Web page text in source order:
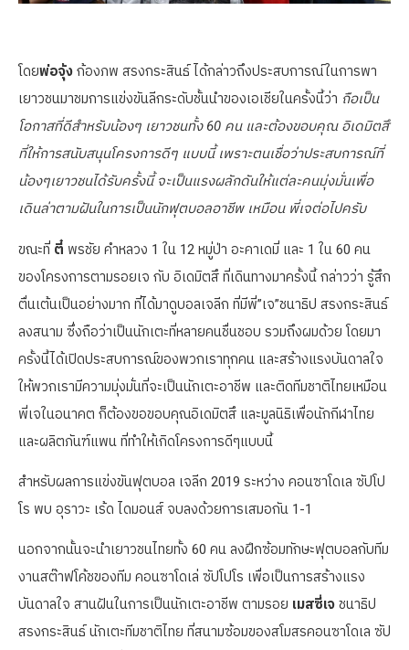
โดยพ่อจุ้ง ก้องภพ สรงกระสินธ์ ได้กล่าวถึงประสบการณ์ในการพา
เยาวชนมาชมการแข่งขันลีกระดับชั้นนำของเอเชียในครั้งนี้ว่า ถือเป็น
โอกาสที่ดีสำหรับน้องๆ เยาวชนทั้ง 60 คน และต้องขอบคุณ อิเดมิตสึ
ที่ให้การสนับสนุนโครงการดีๆ แบบนี้ เพราะตนเชื่อว่าประสบการณ์ที่
น้องๆเยาวชนได้รับครั้งนี้ จะเป็นแรงผลักดันให้แต่ละคนมุ่งมั่นเพื่อ
เดินล่าตามฝันในการเป็นนักฟุตบอลอาชีพ เหมือน พี่เจต่อไปครับ
ขณะที่ ตี๋ พรชัย คำหลวง 1 ใน 12 หมู่ป่า อะคาเดมี่ และ 1 ใน 60 คน
ของโครงการตามรอยเจ กับ อิเดมิตสึ ที่เดินทางมาครั้งนี้ กล่าวว่า รู้สึก
ตื่นเต้นเป็นอย่างมาก ที่ได้มาดูบอลเจลีก ที่มีพี่”เจ”ชนาธิป สรงกระสินธ์
ลงสนาม ซึ่งถือว่าเป็นนักเตะที่หลายคนชื่นชอบ รวมถึงผมด้วย โดยมา
ครั้งนี้ได้เปิดประสบการณ์ของพวกเราทุกคน และสร้างแรงบันดาลใจ
ให้พวกเรามีความมุ่งมั่นที่จะเป็นนักเตะอาชีพ และติดทีมชาติไทยเหมือน
พี่เจในอนาคต ก็ต้องขอขอบคุณอิเดมิตสึ และมูลนิธิเพื่อนักกีฬาไทย
และผลิตภันฑ์แพน ที่ทำให้เกิดโครงการดีๆแบบนี้
สำหรับผลการแข่งขันฟุตบอล เจลีก 2019 ระหว่าง คอนซาโดเล ซัปโป
โร พบ อุราวะ เร้ด ไดมอนส์ จบลงด้วยการเสมอกัน 1-1
นอกจากนั้นจะนำเยาวชนไทยทั้ง 60 คน ลงฝึกซ้อมทักษะฟุตบอลกับทีม
งานสต๊าฟโค้ชของทีม คอนซาโดเล่ ซัปโปโร เพื่อเป็นการสร้างแรง
บันดาลใจ สานฝันในการเป็นนักเตะอาชีพ ตามรอย เมสซี่เจ ชนาธิป
สรงกระสินธ์ นักเตะทีมชาติไทย ที่สนามซ้อมของสโมสรคอนซาโดเล ซัป